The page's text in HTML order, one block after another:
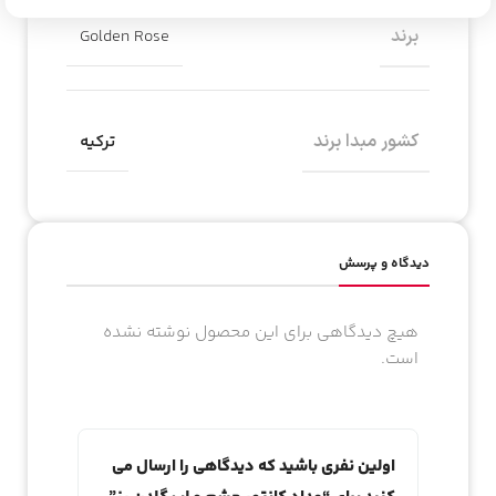
برند Golden Rose
کشور مبدا برند ترکیه
دیدگاه و پرسش
هیچ دیدگاهی برای این محصول نوشته نشده
است.
اولین نفری باشید که دیدگاهی را ارسال می